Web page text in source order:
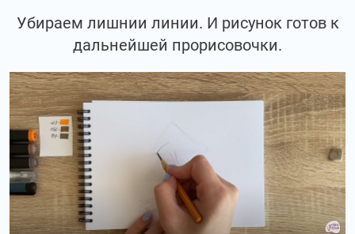
Убираем лишнии линии. И рисунок готов к
дальнейшей прорисовочки.